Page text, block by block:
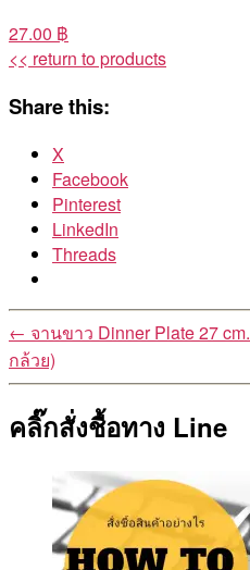
27.00 ฿
<< return to products
Share this:
X
Facebook
Pinterest
LinkedIn
Threads
← จานขาว Dinner Plate 27 cm.
กล้วย)
คลิ๊กสั่งชื้อทาง Line